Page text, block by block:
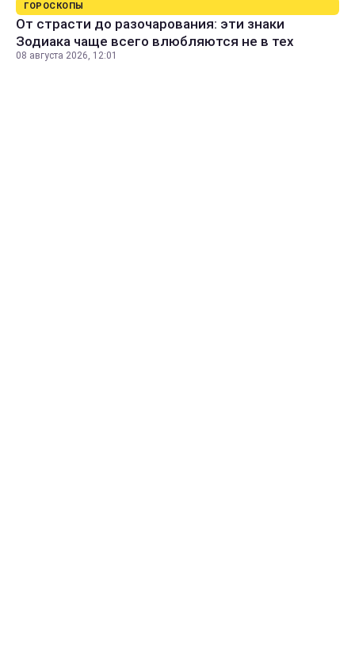
ГОРОСКОПЫ
От страсти до разочарования: эти знаки
Зодиака чаще всего влюбляются не в тех
08 августа 2026, 12:01